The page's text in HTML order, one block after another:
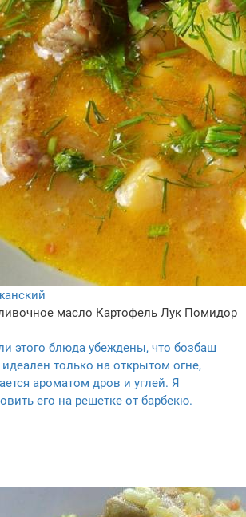
масло Картофель Лук Помидор
этого блюда убеждены, что бозбаш
только на открытом огне,
ароматом дров и углей. Я
его на решетке от барбекю.